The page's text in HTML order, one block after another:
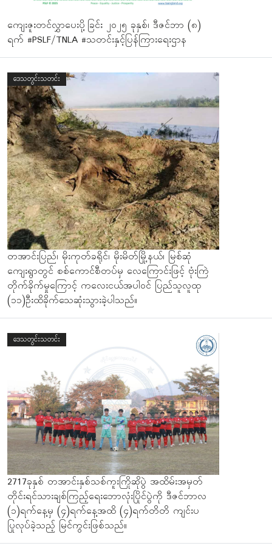
ကျေးဇူးတင်လွှာပေးပို့ခြင်း ၂၀၂၅ ခုနှစ်၊ ဒီဇင်ဘာ (၈)
ရက် #PSLF/TNLA #သတင်းနှင့်ပြန်ကြားရေးဌာန
ဒေသတွင်းသတင်း
တအာင်းပြည်၊ မိုးကုတ်ခရိုင်၊ မိုးမိတ်မြို့နယ်၊ မြစ်ဆုံ
ကျေးရွာတွင် စစ်ကောင်စီတပ်မှ လေကြောင်းဖြင့် ဗုံးကြဲ
တိုက်ခိုက်မှုကြောင့် ကလေးငယ်အပါ၀င် ပြည်သူလူထု
(၁၁)ဦးထိခိုက်သေဆုံးသွားခဲ့ပါသည်။
ဒေသတွင်းသတင်း
2717ခုနှစ် တအာင်းနှစ်သစ်ကူးကြိုဆိုပွဲ အထိမ်းအမှတ်
တိုင်းရင်သားချစ်ကြည့်ရေးဘောလုံးပြိုင်ပွဲကို ဒီဇင်ဘာလ
(၁)ရက်နေ့မှ (၄)ရက်နေ့အထိ (၄)ရက်တိတိ ကျင်းပ
ပြုလုပ်ခဲ့သည့် မြင်ကွင်းဖြစ်သည်။